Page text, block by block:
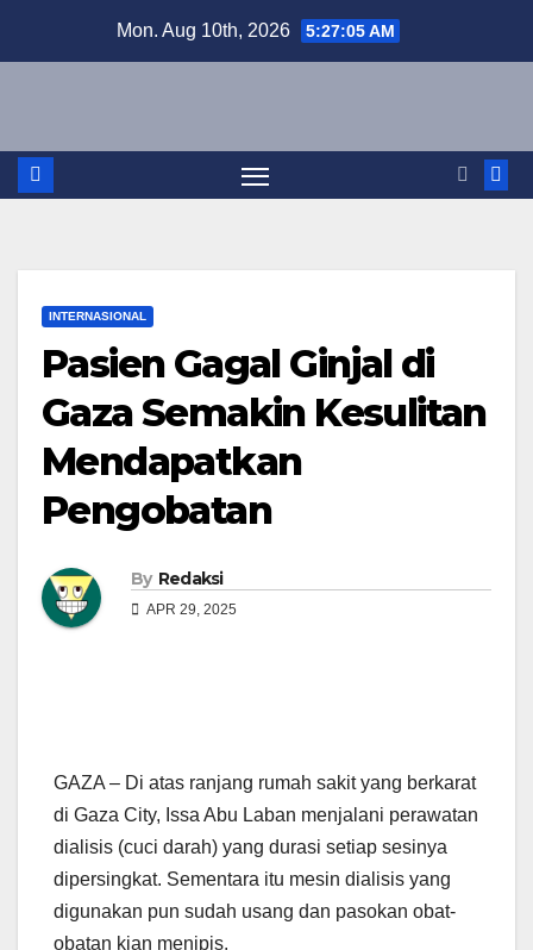
Mon. Aug 10th, 2026 5:27:06 AM
INTERNASIONAL
Pasien Gagal Ginjal di
Gaza Semakin Kesulitan
Mendapatkan
Pengobatan
By Redaksi
APR 29, 2025
GAZA – Di atas ranjang rumah sakit yang berkarat
di Gaza City, Issa Abu Laban menjalani perawatan
dialisis (cuci darah) yang durasi setiap sesinya
dipersingkat. Sementara itu mesin dialisis yang
digunakan pun sudah usang dan pasokan obat-
obatan kian menipis.